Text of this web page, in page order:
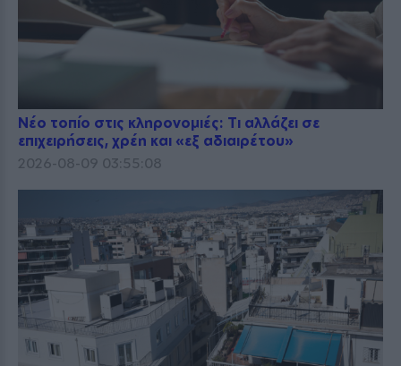
Νέο τοπίο στις κληρονομιές: Τι αλλάζει σε
επιχειρήσεις, χρέη και «εξ αδιαιρέτου»
2026-08-09 03:55:08